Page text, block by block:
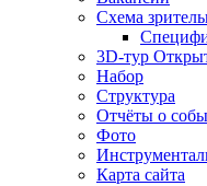
Схема
3D-тур
Набор
Структура
Отчёты о
Фото
Карта сайта